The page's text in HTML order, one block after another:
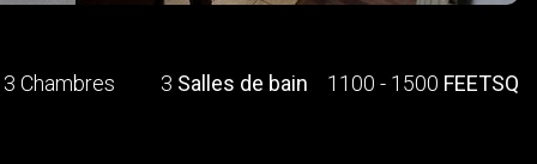
3 Chambres 3 Salles de bain 1100 - 1500 FEETSQ